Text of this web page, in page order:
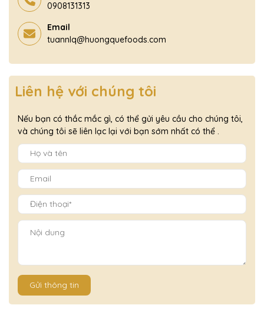
0908131313
Email
tuannlq@huongquefoods.com
Liên hệ với chúng tôi
Nếu bạn có thắc mắc gì, có thể gửi yêu cầu cho chúng tôi,
và chúng tôi sẽ liên lạc lại với bạn sớm nhất có thể .
Gửi thông tin